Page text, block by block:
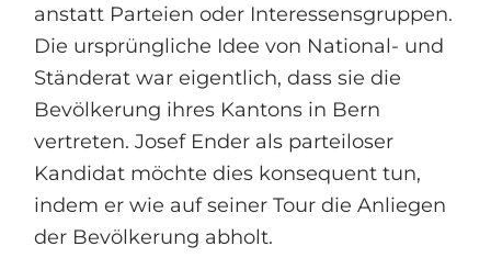
anstatt Parteien oder Interessensgruppen.
Die ursprüngliche Idee von National- und
Ständerat war eigentlich, dass sie die
Bevölkerung ihres Kantons in Bern
vertreten. Josef Ender als parteiloser
Kandidat möchte dies konsequent tun,
indem er wie auf seiner Tour die Anliegen
der Bevölkerung abholt.